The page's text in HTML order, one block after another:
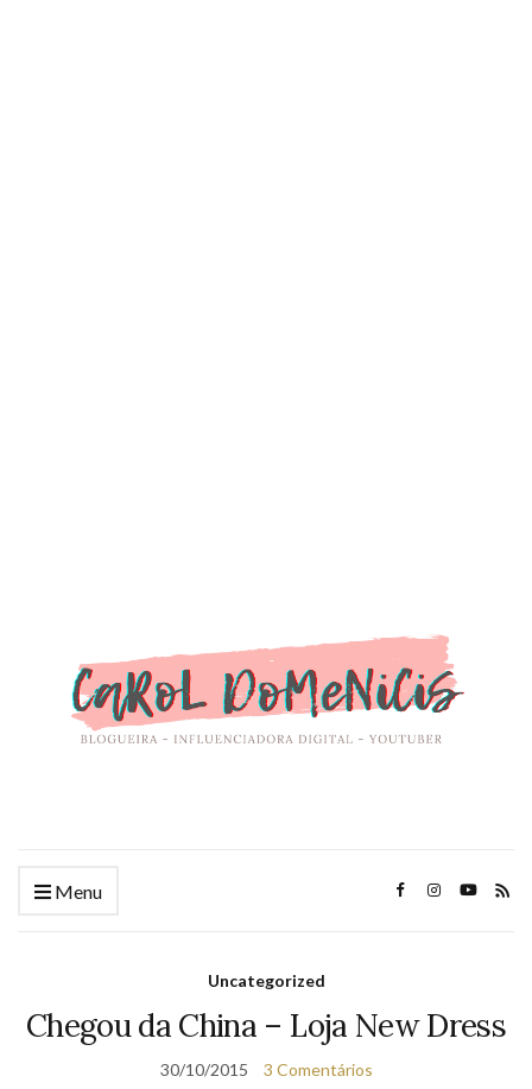
Menu
Uncategorized
Chegou da China – Loja New Dress
30/10/2015 3 Comentários